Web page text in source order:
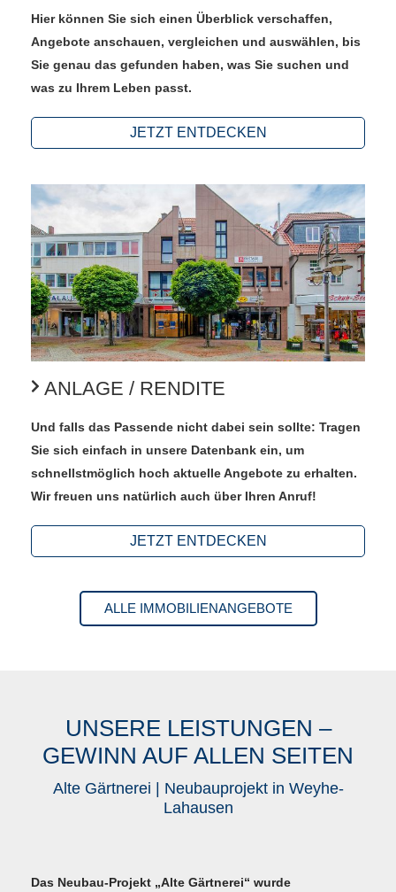
Hier können Sie sich einen Überblick verschaffen,
Angebote anschauen, vergleichen und auswählen, bis
Sie genau das gefunden haben, was Sie suchen und
was zu Ihrem Leben passt.
JETZT ENTDECKEN
ANLAGE / RENDITE
Und falls das Passende nicht dabei sein sollte: Tragen
Sie sich einfach in unsere Datenbank ein, um
schnellstmöglich hoch aktuelle Angebote zu erhalten.
Wir freuen uns natürlich auch über Ihren Anruf!
JETZT ENTDECKEN
ALLE IMMOBILIENANGEBOTE
UNSERE LEISTUNGEN –
GEWINN AUF ALLEN SEITEN
Alte Gärtnerei | Neubauprojekt in Weyhe-
Lahausen
Das Neubau-Projekt „Alte Gärtnerei“ wurde